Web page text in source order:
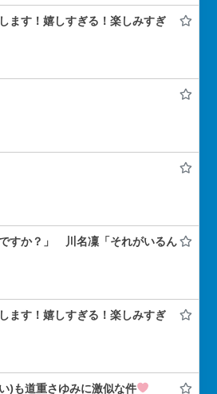
ます！嬉しすぎる！楽しみすぎ
すか？」 川名凜「それがいるん
ます！嬉しすぎる！楽しみすぎ
)も道重さゆみに激似な件